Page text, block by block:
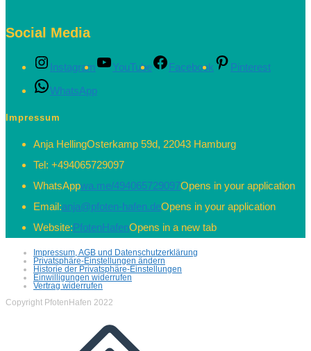
Social Media
Instagram YouTube Facebook
Pinterest
WhatsApp
Impressum
Anja HellingOsterkamp 59d, 22043 Hamburg
Tel: +494065729097
WhatsAppwa.me/494065729097Opens in your application
Email:anja@pfoten-hafen.deOpens in your application
Website:PfotenHafenOpens in a new tab
Impressum, AGB und Datenschutzerklärung
Privatsphäre-Einstellungen ändern
Historie der Privatsphäre-Einstellungen
Einwilligungen widerrufen
Vertrag widerrufen
Copyright PfotenHafen 2022